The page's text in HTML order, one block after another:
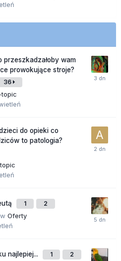
wam
prowokujące stroje?
36
do opieki co
to patologia?
1 2
w Oferty
najlepiej... 1 2